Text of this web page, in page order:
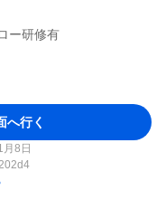
へ行く
8日